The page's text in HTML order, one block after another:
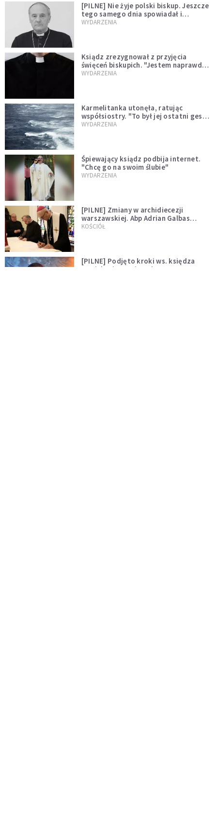
[PILNE] Nie żyje polski biskup. Jeszcze
tego samego dnia spowiadał i
sprawował Mszę świętą
WYDARZENIA
Ksiądz zrezygnował z przyjęcia
święceń biskupich. "Jestem naprawdę
niegodny"
WYDARZENIA
Karmelitanka utonęła, ratując
współsiostry. "To był jej ostatni gest
miłości"
WYDARZENIA
Śpiewający ksiądz podbija internet.
"Chcę go na swoim ślubie"
WYDARZENIA
[PILNE] Zmiany w archidiecezji
warszawskiej. Abp Adrian Galbas
wręczył dekrety nowym proboszczom
KOŚCIÓŁ
[PILNE] Podjęto kroki ws. księdza
Sawielewicza. Nie zobaczymy go w